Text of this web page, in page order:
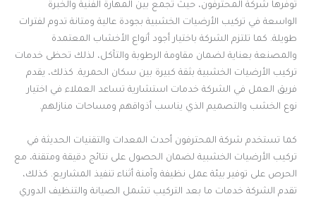
توفرها شركة المحترفون، حيث تجمع بين المهارة الفنية والخبرة
الواسعة في تركيب الأرضيات الخشبية بجودة عالية ومتانة تدوم لفترات
طويلة. كما تلتزم الشركة باختيار أجود أنواع الأخشاب المعتمدة
والمصنعة بعناية لضمان مقاومة الرطوبة والتآكل، لذلك تحظى خدمات
تركيب الأرضيات الخشبية بثقة كبيرة بين سكان الحمرية. كذلك، يقدم
فريق العمل في الشركة خدمات استشارية تساعد العملاء في اختيار
نوع الخشب والتصميم الذي يناسب أذواقهم ومساحات منازلهم.
كما تستخدم شركة المحترفون أحدث المعدات والتقنيات الحديثة في
تركيب الأرضيات الخشبية لضمان الحصول على نتائج دقيقة ومتقنة، مع
الحرص على توفير بيئة عمل نظيفة وآمنة أثناء تنفيذ المشاريع. كذلك،
تقدم الشركة خدمات ما بعد التركيب تشمل الصيانة والتنظيف الدوري